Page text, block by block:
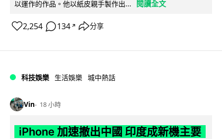
以運作的作品。他以紙皮親手製作出...
閱讀全文
2,254 134 ↗ 分享
科技娛樂 生活娛樂 城中熱話
Vin 18 小時
iPhone 加速撤出中國 印度成新機主要